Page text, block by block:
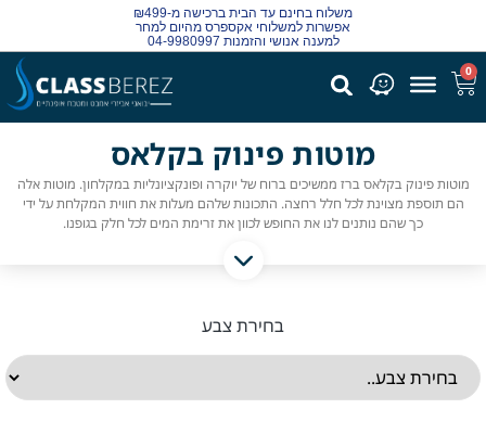
משלוח בחינם עד הבית ברכישה מ-₪499
אפשרות למשלוחי אקספרס מהיום למחר
למענה אנושי והזמנות 04-9980997
0
מוטות פינוק בקלאס
מוטות פינוק בקלאס ברז ממשיכים ברוח של יוקרה ופונקציונליות במקלחון. מוטות אלה
הם תוספת מצוינת לכל חלל רחצה. התכונות שלהם מעלות את חווית המקלחת על ידי
כך שהם נותנים לנו את החופש לכוון את זרימת המים לכל חלק בגופנו.
בחירת צבע